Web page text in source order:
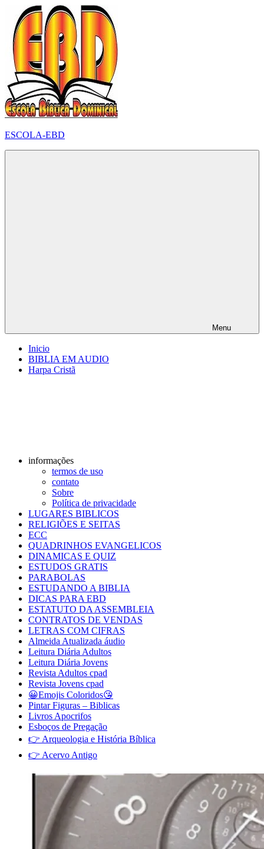
para
conteúdo
ESCOLA-EBD
Menu
Inicio
BIBLIA EM AUDIO
Harpa Cristã
informações
termos de uso
contato
Sobre
Política de privacidade
LUGARES BIBLICOS
RELIGIÕES E SEITAS
ECC
QUADRINHOS EVANGELICOS
DINAMICAS E QUIZ
ESTUDOS GRATIS
PARABOLAS
ESTUDANDO A BIBLIA
DICAS PARA EBD
ESTATUTO DA ASSEMBLEIA
CONTRATOS DE VENDAS
LETRAS COM CIFRAS
Almeida Atualizada áudio
Leitura Diária Adultos
Leitura Diária Jovens
Revista Adultos cpad
Revista Jovens cpad
😀Emojis Coloridos😘
Pintar Figuras – Biblicas
Livros Apocrifos
Esboços de Pregação
👉 Arqueologia e História Bíblica
👉 Acervo Antigo